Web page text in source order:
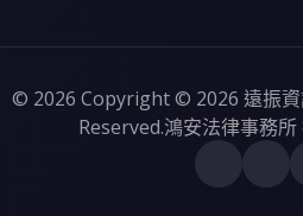
© 2026 Copyright © 2026 遠振資
Reserved.鴻安法律事務